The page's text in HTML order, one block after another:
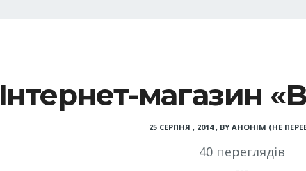
Інтернет-магазин
25 СЕРПНЯ , 2014, BY АНОНІМ (НЕ
40 переглядів